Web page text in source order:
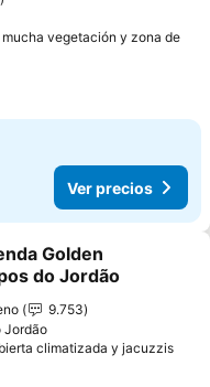
vegetación y zona de
Ver precios
a favoritos
Golden
do Jordão
9.753
Jordão
climatizada y jacuzzisVer